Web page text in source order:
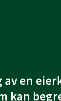
av en
kan